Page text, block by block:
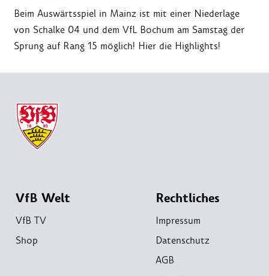
Beim Auswärtsspiel in Mainz ist mit einer Niederlage
von Schalke 04 und dem VfL Bochum am Samstag der
Sprung auf Rang 15 möglich! Hier die Highlights!
VfB Welt
VfB TV
Shop
Rechtliches
Impressum
Datenschutz
AGB